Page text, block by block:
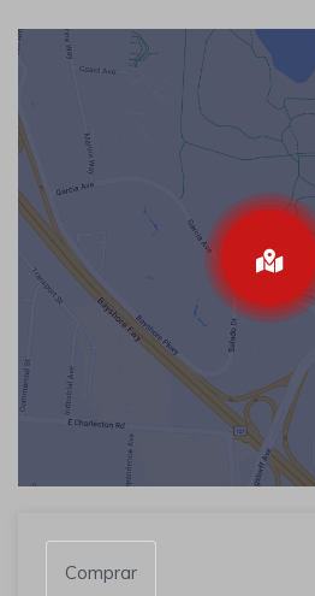
Comprar